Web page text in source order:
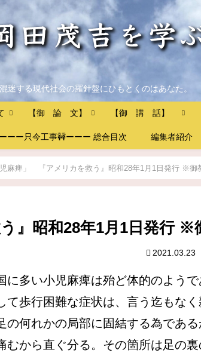
混迷する現代社会の羅針盤にひもとくのはあなた。
【御 論 文】 【御 講 話】
ーーー只今工事🚧ーーー 総合目次 編集者紹介
児麻痺」 『アメリカを救う』昭和28年1月1日発行 ※御
』昭和28年1月1日発行 ※
2021.03.23
多い小児麻痺は殆ど体的のようで
歩行困難な症状は、言う迄もな
何れかの局部に固結する為である
から直ぐ分る。その箇所は足の裏